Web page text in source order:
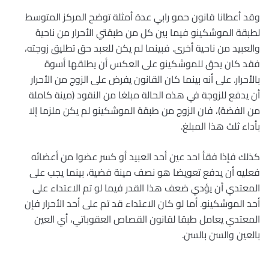
وقد أعطانا قانون حمو رابي عدة أمثلة توضح المركز المتوسط
لطبقة الموشكينو فيما بين كل من طبقتي الأحرار من ناحية
والعبيد من ناحية أخرى. فبينما لم يكن للعبد حق تطليق زوجته،
فقد كان يحق للموشكينو على العكس أن يطلقها أسوة
بالأحرار. على أنه بينما كان القانون يفرض على الزوج من الأحرار
أن يدفع للزوجة في هذه الحالة مبلغا من النقود (مينة كاملة
من الفضة)، فان الزوج من طبقة الموشكينو لم يكن ملزما إلا
بأداء ثلث هذا المبلغ.
كذلك فإذا فقأ احد عين أحد العبيد أو كسر عضوا من أعضائه
فعليه أن يدفع تعويضا هو نصف مينة فضية، بينما يجب على
المعتدي أن يؤدي ضعف هذا القدر فيما لو تم الاعتداء على
أحد الموشكينو. أما لو كان الاعتداء قد تم على أحد الأحرار فإن
المعتدي يعامل طبقا لقانون القصاص العقوباتي، أي العين
بالعين والسن بالسن.